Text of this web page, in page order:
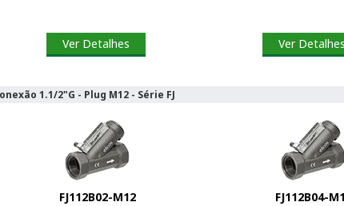
Ver Detalhes Ver Detalhes
1.1/2"G - Plug M12 - Série FJ
FJ112B02-M12
FJ112B04-